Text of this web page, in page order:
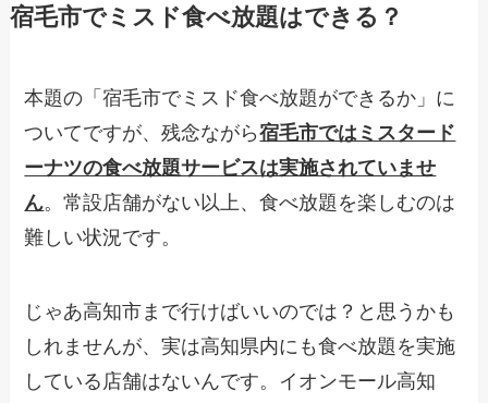
宿毛市でミスド食べ放題はできる？
本題の「宿毛市でミスド食べ放題ができるか」に
ついてですが、残念ながら宿毛市ではミスタード
ーナツの食べ放題サービスは実施されていませ
ん。常設店舗がない以上、食べ放題を楽しむのは
難しい状況です。
じゃあ高知市まで行けばいいのでは？と思うかも
しれませんが、実は高知県内にも食べ放題を実施
している店舗はないんです。イオンモール高知